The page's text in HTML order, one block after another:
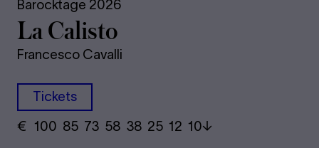
Barocktage 2026
La Ca­lis­to
Francesco Cavalli
Tickets
€ ​ 100 85 73​ 58 38 25​ 12 10